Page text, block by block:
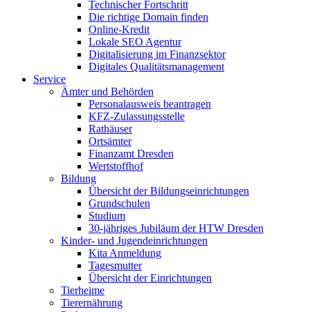
Technischer Fortschritt
Die richtige Domain finden
Online-Kredit
Lokale SEO Agentur
Digitalisierung im Finanzsektor
Digitales Qualitätsmanagement
Service
Ämter und Behörden
Personalausweis beantragen
KFZ-Zulassungsstelle
Rathäuser
Ortsämter
Finanzamt Dresden
Wertstoffhof
Bildung
Übersicht der Bildungseinrichtungen
Grundschulen
Studium
30-jähriges Jubiläum der HTW Dresden
Kinder- und Jugendeinrichtungen
Kita Anmeldung
Tagesmutter
Übersicht der Einrichtungen
Tierheime
Tierernährung